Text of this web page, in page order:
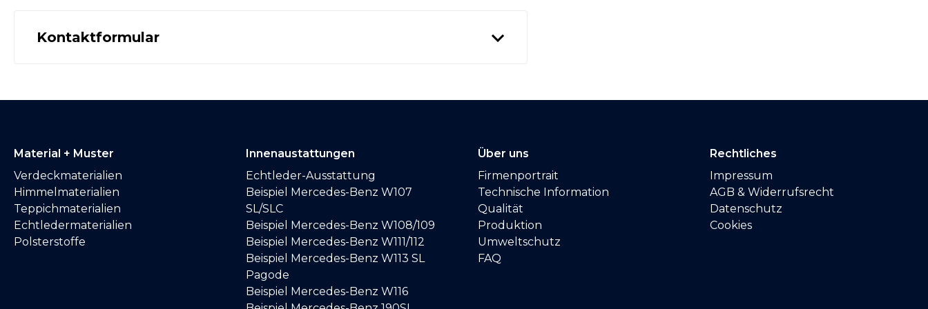
Kontaktformular
Material + Muster
Verdeckmaterialien
Himmelmaterialien
Teppichmaterialien
Echtledermaterialien
Polsterstoffe
Innenaustattungen
Echtleder-Ausstattung
Beispiel Mercedes-Benz W107
SL/SLC
Beispiel Mercedes-Benz W108/109
Beispiel Mercedes-Benz W111/112
Beispiel Mercedes-Benz W113 SL
Pagode
Beispiel Mercedes-Benz W116
Über uns
Firmenportrait
Technische Information
Qualität
Produktion
Umweltschutz
FAQ
Rechtliches
Impressum
AGB & Widerrufsrecht
Datenschutz
Cookies